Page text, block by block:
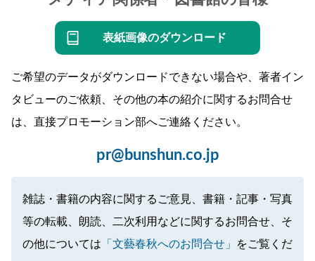
表紙画像のダウンロード
ご希望のデータがダウンロードできない場合や、著者イン
タビューのご依頼、その他の本の紹介に関するお問合せ
は、直接プロモーション部へご連絡ください。
pr@bunshun.co.jp
雑誌・書籍の内容に関するご意見、書籍・記事・写真
等の転載、朗読、二次利用などに関するお問合せ、そ
の他については 「文藝春秋へのお問合せ」 をご覧くだ